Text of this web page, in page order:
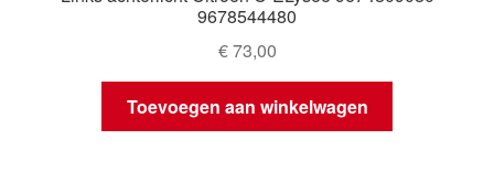
9678544480
€73,00
Toevoegen aan winkelwagen